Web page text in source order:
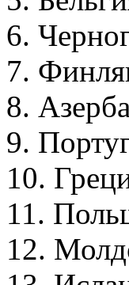
6.
7.
8.
9.
10.
11.
12.